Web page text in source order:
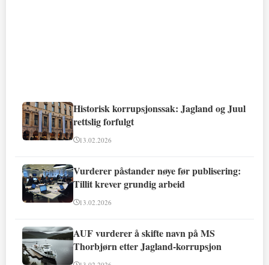
Historisk korrupsjonssak: Jagland og Juul
rettslig forfulgt
13.02.2026
Vurderer påstander nøye før publisering:
Tillit krever grundig arbeid
13.02.2026
AUF vurderer å skifte navn på MS
Thorbjørn etter Jagland-korrupsjon